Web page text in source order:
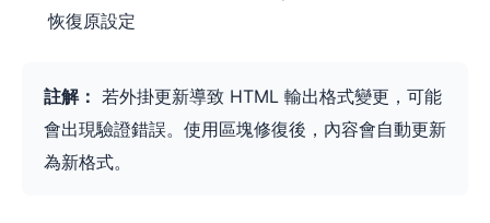
恢復原設定
註解： 若外掛更新導致 HTML 輸出格式變更，可能
會出現驗證錯誤。使用區塊修復後，內容會自動更新
為新格式。